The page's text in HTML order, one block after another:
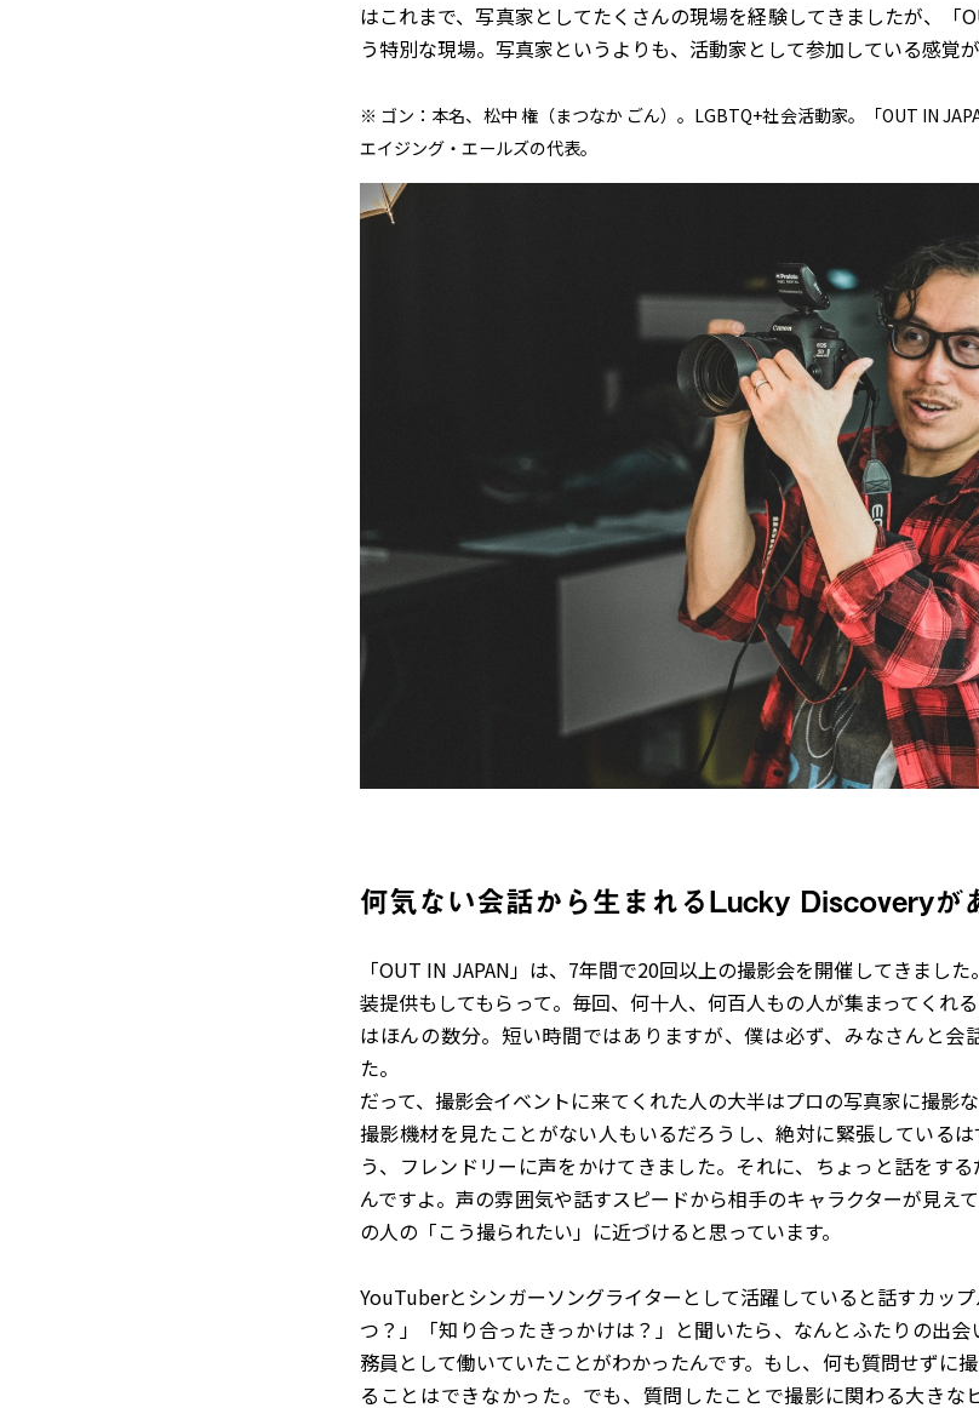
はこれまで、写真家としてたくさんの現場を経験してきましたが、「
う特別な現場。写真家というよりも、活動家として参加している感覚
※ ゴン：本名、松中 権（まつなか ごん）。LGBTQ+社会活動家。「OUT IN
エイジング・エールズの代表。
何気ない会話から生まれるLucky Discoveryが
「OUT IN JAPAN」は、7年間で20回以上の撮影会を開催してきまし
装提供もしてもらって。毎回、何十人、何百人もの人が集まってくれ
はほんの数分。短い時間ではありますが、僕は必ず、みなさんと会
た。
だって、撮影会イベントに来てくれた人の大半はプロの写真家に撮影
撮影機材を見たことがない人もいるだろうし、絶対に緊張している
う、フレンドリーに声をかけてきました。それに、ちょっと話をす
んですよ。声の雰囲気や話すスピードから相手のキャラクターが見え
の人の「こう撮られたい」に近づけると思っています。
YouTuberとシンガーソングライターとして活躍していると話すカッ
つ？」「知り合ったきっかけは？」と聞いたら、なんとふたりの出
務員として働いていたことがわかったんです。もし、何も質問せずに
ることはできなかった。でも、質問したことで撮影に関わる大きな